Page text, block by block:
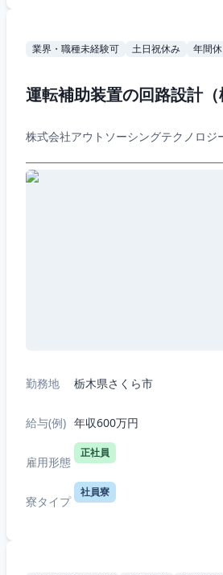
業界・職種未経験可 土日祝休み 年間
運転補助装置の回路設計（
株式会社アウトソーシングテクノロジ
勤務地 栃木県さくら市
給与(例) 年収600万円
雇用形態
正社員
寮タイプ
社員寮